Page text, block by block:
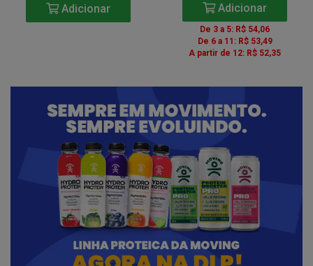
Adicionar Adicionar
De 3 a 5: R$ 54,06
De 6 a 11: R$ 53,49
A partir de 12: R$ 52,35